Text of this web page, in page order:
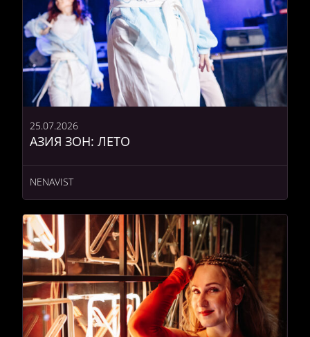
АЗИЯ ЗОН: ЛЕТО
25.07.2026
NENAVIST